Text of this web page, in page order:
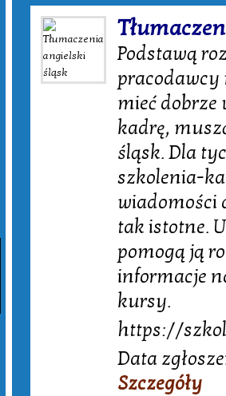
Podstawą
pracodawcy
mieć dobrze
kadrę,
śląsk. Dla
szkolenia-
wiadomości
tak istotne.
pomogą ją
informacje
kursy.
https://
Data
Szczegóły